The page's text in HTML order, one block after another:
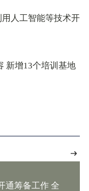
人工智能等技术开
新增13个培训基地
通筹备工作 全